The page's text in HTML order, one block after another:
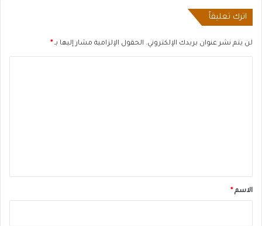
اترك تعليقاً
لن يتم نشر عنوان بريدك الإلكتروني. الحقول الإلزامية مشار إليها بـ *
*الاسم *